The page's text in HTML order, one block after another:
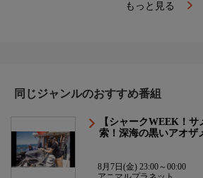
もっと見る
同じジャンルのおすすめ番組
【シャークWEEK！
索！深海の黒いアオザ
8月7日(金) 23:00～00:00